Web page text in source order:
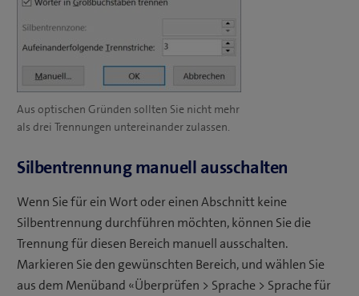
Aus optischen Gründen sollten Sie nicht mehr
als drei Trennungen untereinander zulassen.
Silbentrennung manuell ausschalten
Wenn Sie für ein Wort oder einen Abschnitt keine
Silbentrennung durchführen möchten, können Sie die
Trennung für diesen Bereich manuell ausschalten.
Markieren Sie den gewünschten Bereich, und wählen Sie
aus dem Menüband «Überprüfen > Sprache > Sprache für